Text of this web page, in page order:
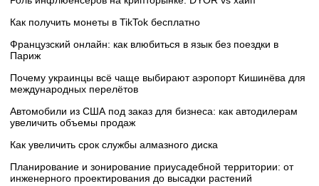
Как получить монеты в TikTok бесплатно
Французский онлайн: как влюбиться в язык без поездки в
Париж
Почему украинцы всё чаще выбирают аэропорт Кишинёва для
международных перелётов
Автомобили из США под заказ для бизнеса: как автодилерам
увеличить объемы продаж
Как увеличить срок службы алмазного диска
Планирование и зонирование приусадебной территории: от
инженерного проектирования до высадки растений